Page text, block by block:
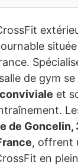
de gym
conviviale et
de
, offrent
en